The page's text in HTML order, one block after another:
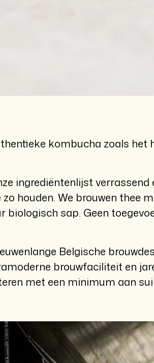
kombucha zoals het
ingrediëntenlijst verrassend
houden. We brouwen thee
biologisch sap. Geen
Belgische
brouwfaciliteit en
met een minimum aan